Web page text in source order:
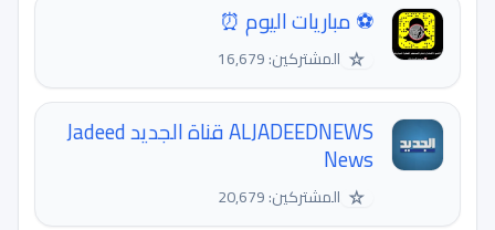
⚽️ مباريات اليوم ⏰
☆ المشتركين: 16,679
ALJADEEDNEWS قناة الجديد Jadeed
News
☆ المشتركين: 20,679